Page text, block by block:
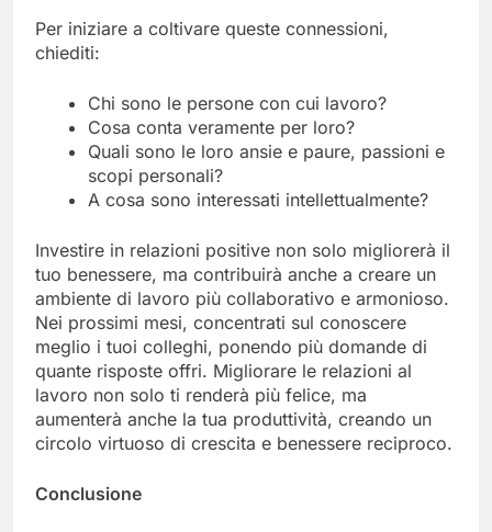
Per iniziare a coltivare queste connessioni,
chiediti:
Chi sono le persone con cui lavoro?
Cosa conta veramente per loro?
Quali sono le loro ansie e paure, passioni e
scopi personali?
A cosa sono interessati intellettualmente?
Investire in relazioni positive non solo migliorerà il
tuo benessere, ma contribuirà anche a creare un
ambiente di lavoro più collaborativo e armonioso.
Nei prossimi mesi, concentrati sul conoscere
meglio i tuoi colleghi, ponendo più domande di
quante risposte offri. Migliorare le relazioni al
lavoro non solo ti renderà più felice, ma
aumenterà anche la tua produttività, creando un
circolo virtuoso di crescita e benessere reciproco.
Conclusione